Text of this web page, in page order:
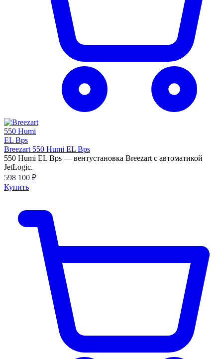
Breezart 550 Humi EL Bps
550 Humi EL Bps — вентустановка Breezart с автоматикой
JetLogic.
598 100 ₽
Купить